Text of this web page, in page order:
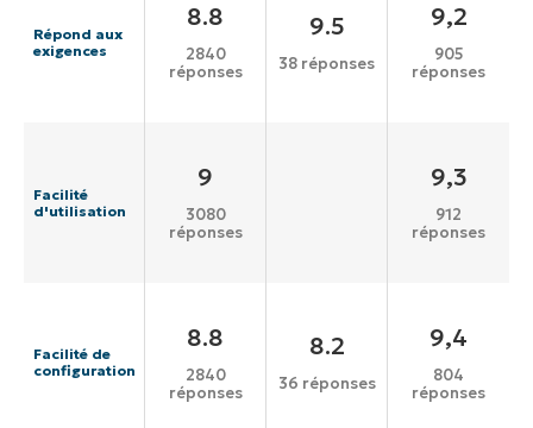
Répond aux
exigences
8.8
2840
réponses
9.5
38 réponses
9,2
905
réponses
Facilité
d'utilisation
9
3080
réponses
9,3
912
réponses
Facilité de
configuration
8.8
2840
réponses
8.2
36 réponses
9,4
804
réponses